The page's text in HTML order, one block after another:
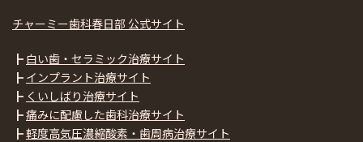
チャーミー歯科春日部 公式サイト
┣ 白い歯・セラミック治療サイト
┣ インプラント治療サイト
┣ くいしばり治療サイト
┣痛みに配慮した歯科治療サイト
┣軽度高気圧濃縮酸素・歯周病治療サイト